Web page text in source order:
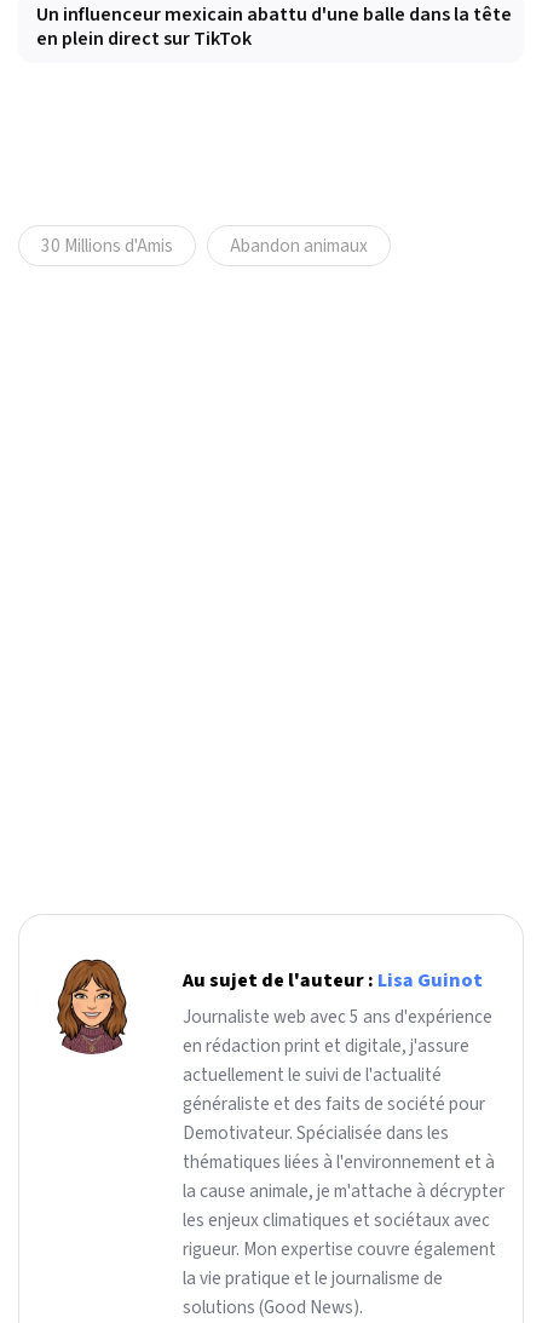
Un influenceur mexicain abattu d'une balle dans la tête
en plein direct sur TikTok
30 Millions d'Amis Abandon animaux
Au sujet de l'auteur : Lisa Guinot
Journaliste web avec 5 ans d'expérience
en rédaction print et digitale, j'assure
actuellement le suivi de l'actualité
généraliste et des faits de société pour
Demotivateur. Spécialisée dans les
thématiques liées à l'environnement et à
la cause animale, je m'attache à décrypter
les enjeux climatiques et sociétaux avec
rigueur. Mon expertise couvre également
la vie pratique et le journalisme de
solutions (Good News).